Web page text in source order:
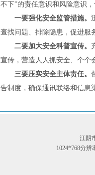
不下”的责任意识和风险意识
一要强化安全监管措施。
查找问题、排除隐患，促进服
二要加大安全科普宣传。
宣传，营造人人抓安全、个个
三要压实安全主体责任。
告制度，确保通讯联络和信息
江阴
1024*768分辨